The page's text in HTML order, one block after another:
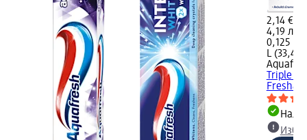
2,14 €
4,19 лв.
0,125 L
L (33,48
Triple